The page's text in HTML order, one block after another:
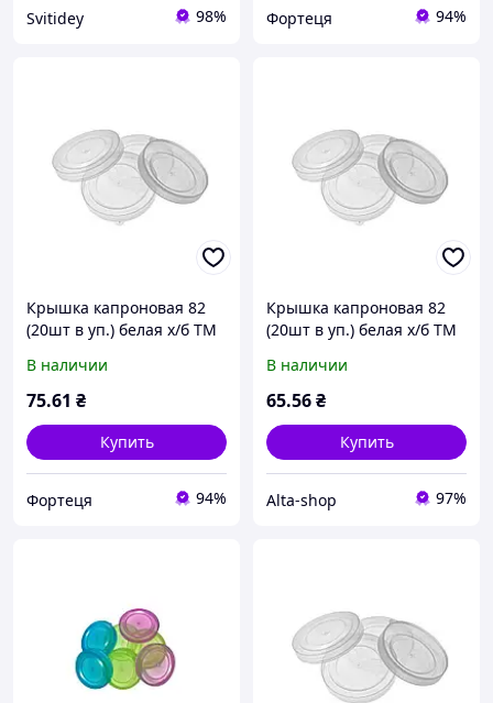
Svitidey 98% Фортеця 94%
Крышка капроновая 82
(20шт в уп.) белая х/б ТМ
В наличии
75.61 ₴
Купить
Фортеця 94%
Крышка капроновая 82
(20шт в уп.) белая х/б ТМ
В наличии
65.56₴
Купить
Alta-shop 97%